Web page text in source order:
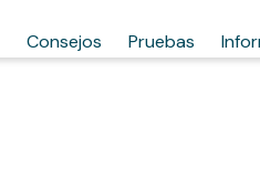
Consejos Pruebas